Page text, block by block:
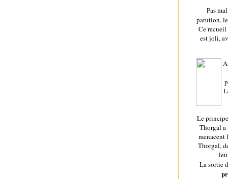
Pas
parution,
Ce
est joli,
Le
Thorgal a
menacent
Thorgal,
La sortie